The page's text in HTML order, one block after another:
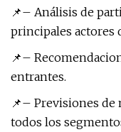
📌– Análisis de
principales actores
📌–
entrantes.
📌– Previsiones de
todos los